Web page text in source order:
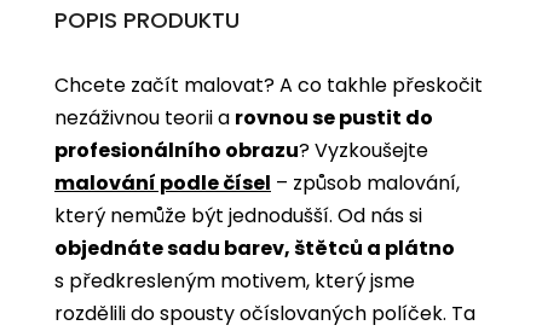
POPIS PRODUKTU
Chcete začít malovat? A co takhle přeskočit
nezáživnou teorii a rovnou se pustit do
profesionálního obrazu? Vyzkoušejte
malování podle čísel ­­– způsob malování,
který nemůže být jednodušší. Od nás si
objednáte sadu barev, štětců a plátno
s předkresleným motivem, který jsme
rozdělili do spousty očíslovaných políček. Ta